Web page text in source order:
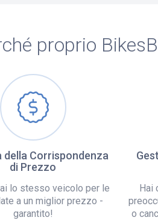
proprio
della Corrispondenza
di Prezzo
lo stesso veicolo per le
a un miglior prezzo -
garantito!
Hai
o